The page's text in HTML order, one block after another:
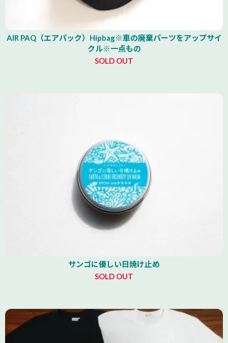
AIR PAQ（エアパック）Hipbag※車の廃棄パーツをアップサイ
クル※一点もの
SOLD OUT
サンゴに優しい日焼け止め
SOLD OUT